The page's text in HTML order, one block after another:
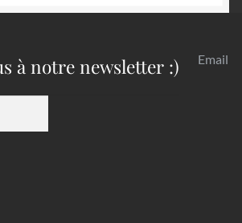
à notre newsletter :) Email